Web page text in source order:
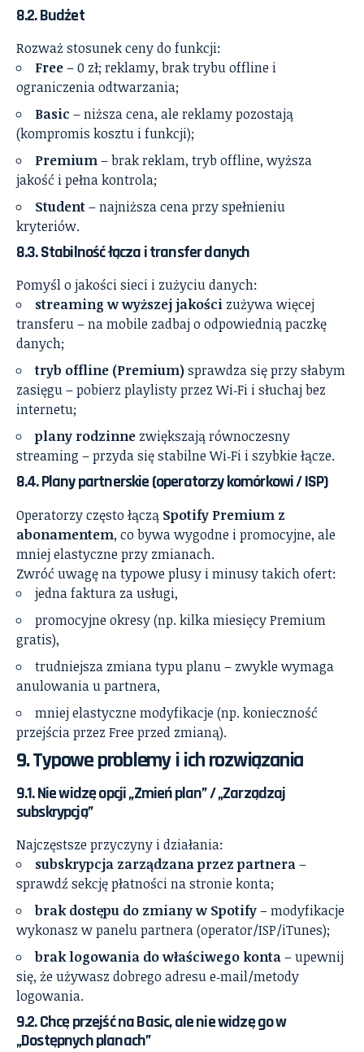
8.2. Budżet
Rozważ stosunek ceny do funkcji:
Free– 0 zł; reklamy, brak trybu offline i
ograniczenia odtwarzania;
Basic – niższa cena, ale reklamy pozostają
(kompromis kosztu i funkcji);
Premium– brak reklam, tryb offline, wyższa
jakość i pełna kontrola;
Student– najniższa cena przy spełnieniu
kryteriów.
8.3. Stabilność łącza i transfer danych
Pomyśl o jakości sieci i zużyciu danych:
streaming w wyższej jakości zużywa więcej
transferu – na mobile zadbaj o odpowiednią paczkę
danych;
tryb offline (Premium)sprawdza się przy słabym
zasięgu – pobierz playlisty przez Wi‑Fi i słuchaj bez
internetu;
plany rodzinne zwiększają równoczesny
streaming – przyda się stabilne Wi‑Fi i szybkie łącze.
8.4. Plany partnerskie (operatorzy komórkowi / ISP)
Operatorzy często łączą Spotify Premium z
abonamentem, co bywa wygodne i promocyjne, ale
mniej elastyczne przy zmianach.
Zwróć uwagę na typowe plusy i minusy takich ofert:
jedna faktura za usługi,
promocyjne okresy (np. kilka miesięcy Premium
gratis),
trudniejsza zmiana typu planu – zwykle wymaga
anulowania u partnera,
mniej elastyczne modyfikacje (np. konieczność
przejścia przez Free przed zmianą).
9. Typowe problemy i ich rozwiązania
9.1. Nie widzę opcji „Zmień plan” / „Zarządzaj
subskrypcją”
Najczęstsze przyczyny i działania:
subskrypcja zarządzana przez partnera–
sprawdź sekcję płatności na stronie konta;
brak dostępu do zmiany w Spotify– modyfikacje
wykonasz w panelu partnera (operator/ISP/iTunes);
brak logowania do właściwego konta– upewnij
się, że używasz dobrego adresu e‑mail/metody
logowania.
9.2. Chcę przejść na Basic, ale nie widzę go w
„Dostępnych planach”